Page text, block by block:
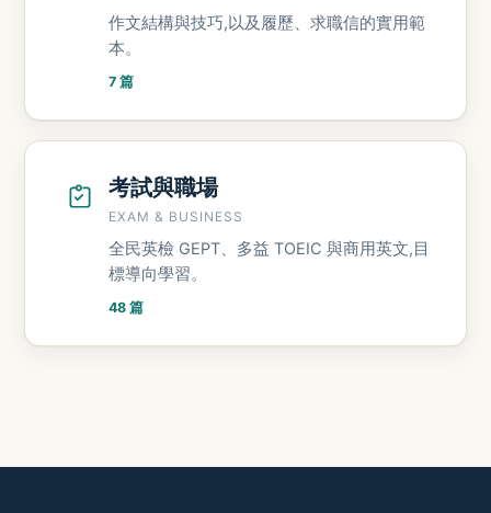
作文結構與技巧,以及履歷、求職信的實用範
本。
7 篇
考試與職場
EXAM & BUSINESS
全民英檢 GEPT、多益 TOEIC 與商用英文,目
標導向學習。
48 篇